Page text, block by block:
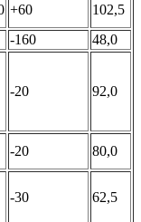
+60
102,5
-160 48,0
-20 92,0
-20
80,0
-30 62,5